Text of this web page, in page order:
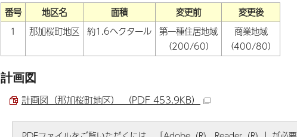
番号 地区名 面積 変更前
変更後
1
那加桜町地区 約1.6ヘクタール 第一種住居地域
（200/60）
商業地域
（400/80）
計画図
計画図（那加桜町地区） （PDF 453.9KB）